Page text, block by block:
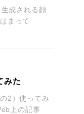
成される顔
まって
た
2）使ってみ
上の記事